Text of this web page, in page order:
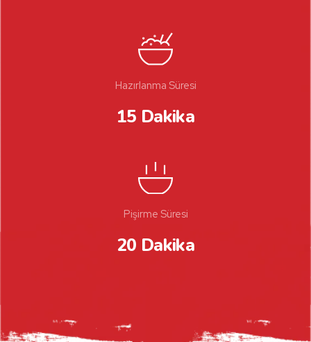
Hazırlanma Süresi
15 Dakika
Pişirme Süresi
20 Dakika